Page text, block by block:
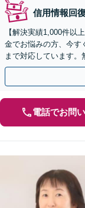
信用情報回復
【解決実績1,000件以
金でお悩みの方、今す
まで対応しています。
く交渉いたします。
電話でお問